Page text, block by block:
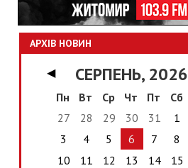
АРХІВ НОВИН
◀ СЕРПЕНЬ, 2026
Пн
Вт Ср Чт Пт Сб
27
28 29 30 31 1
3
4 5 6 7 8
10
11 12 13 14 15